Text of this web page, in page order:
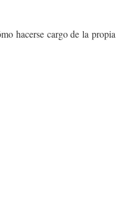
hacerse cargo de la propia